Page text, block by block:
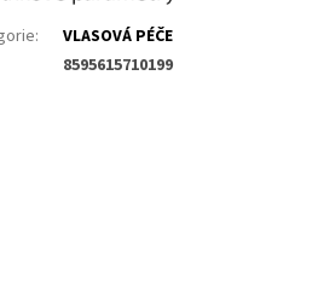
:
VLASOVÁ PÉČE
8595615710199